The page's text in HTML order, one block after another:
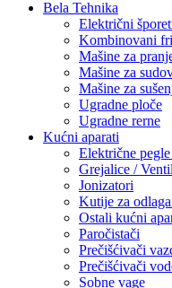
Bela Tehnika
Električni
Kombinovani
Mašine za
Mašine za
Mašine za
Ugradne ploče
Ugradne rerne
Kućni aparati
Električne
Grejalice /
Jonizatori
Kutije za
Ostali kućni
Paročistači
Prečišćivači
Prečišćivači
Sobne vage